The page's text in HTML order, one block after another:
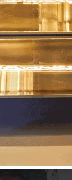
se proponen
o la
para
un taller sobre
Sisí Yu/Tofuxin